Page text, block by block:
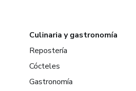
Culinaria y gastronomía
Repostería
Cócteles
Gastronomía